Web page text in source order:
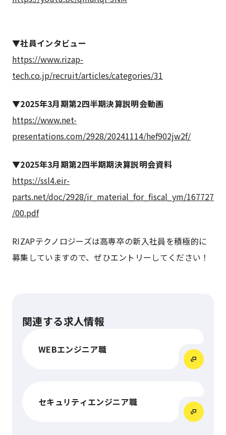
▼社員インタビュー
https://www.rizap-
tech.co.jp/recruit/articles/categories/31
▼2025年3月期第2四半期決算説明会動画
https://www.net-
presentations.com/2928/20241114/hef902jw2f/
▼2025年3月期第2四半期期決算説明会資料
https://ssl4.eir-
parts.net/doc/2928/ir_material_for_fiscal_ym/167727
/00.pdf
RIZAPテクノロジーズは高専卒の新入社員を積極的に
募集していますので、ぜひエントリーしてください！
関連する求人情報
WEBエンジニア職
セキュリティエンジニア職